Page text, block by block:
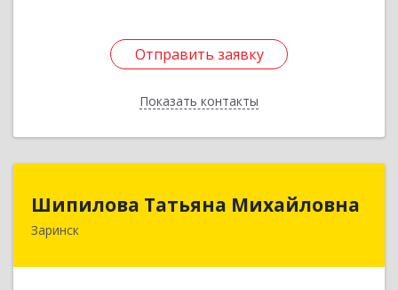
Отправить заявку
Показать контакты
Отправить заявку
Назад
Шипилова Татьяна Михайловна
Заринск
Шипилова Татьяна Михайловна